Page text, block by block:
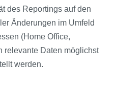
des Reportings auf den
Änderungen im Umfeld
(Home Office,
relevante Daten möglichst
werden.